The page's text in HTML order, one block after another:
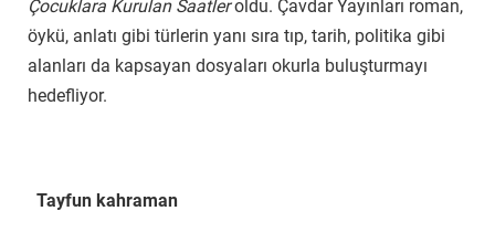
Çocuklara Kurulan Saatleroldu. Çavdar Yayınları roman,
öykü, anlatı gibi türlerin yanı sıra tıp, tarih, politika gibi
alanları da kapsayan dosyaları okurla buluşturmayı
hedefliyor.
Tayfun kahraman